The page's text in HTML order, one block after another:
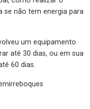
se não tem energia para
um equipamento
até 30 dias, ou em sua
60 dias.